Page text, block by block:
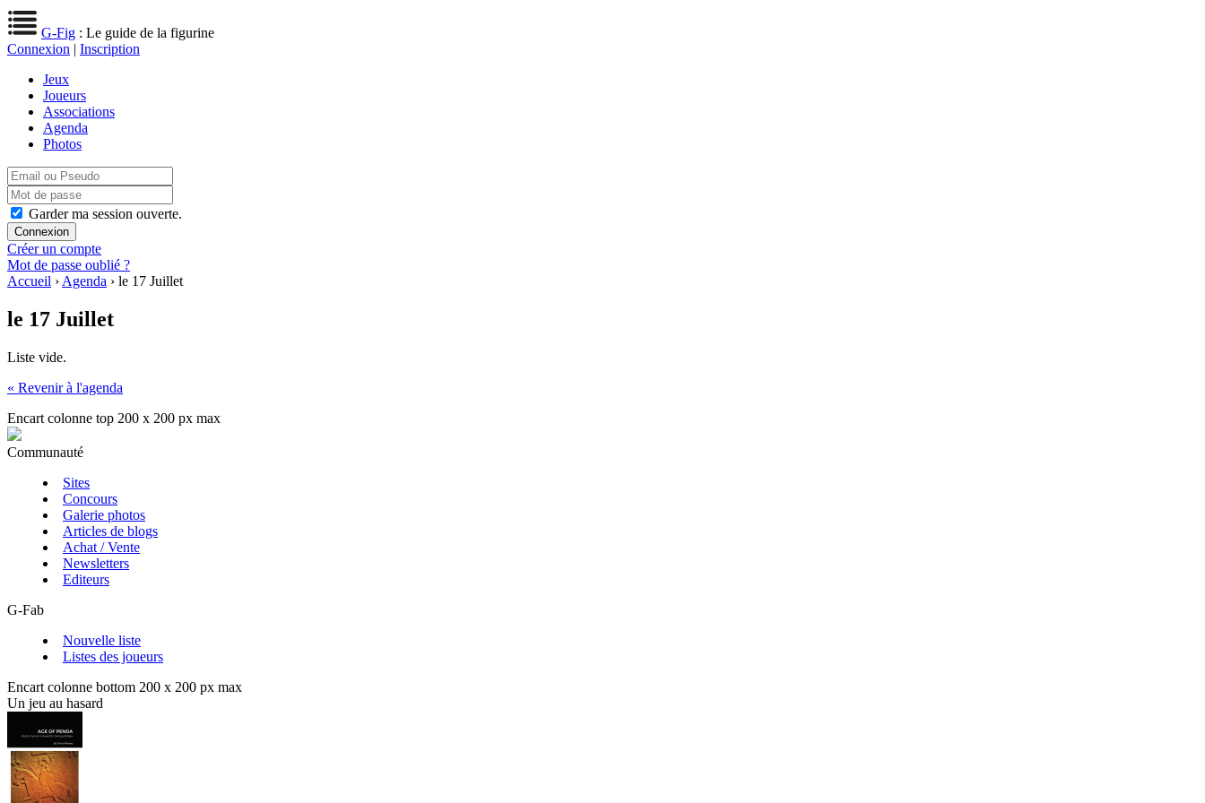
G-Fig : Le guide de la figurine
Connexion | Inscription
Jeux
Joueurs
Associations
Agenda
Photos
Garder ma session ouverte.
Créer un compte
Mot de passe oublié ?
Accueil › Agenda › le 17 Juillet
le 17 Juillet
Liste vide.
« Revenir à l'agenda
Encart colonne top 200 x 200 px max
Communauté
Sites
Concours
Galerie photos
Articles de blogs
Achat / Vente
Newsletters
Editeurs
G-Fab
Nouvelle liste
Listes des joueurs
Encart colonne bottom 200 x 200 px max
Un jeu au hasard